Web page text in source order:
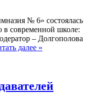
№ 6» состоялась
в современной школе:
– Долгополова
далее »